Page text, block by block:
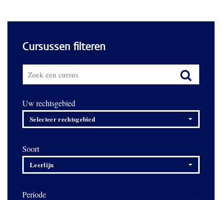
Cursussen filteren
Uw rechtsgebied
Selecteer rechtsgebied
Soort
Leerlijn
Periode